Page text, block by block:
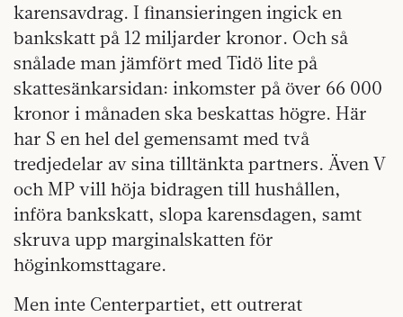
karensavdrag. I finansieringen ingick en
bankskatt på 12 miljarder kronor. Och så
snålade man jämfört med Tidö lite på
skattesänkarsidan: inkomster på över 66 000
kronor i månaden ska beskattas högre. Här
har S en hel del gemensamt med två
tredjedelar av sina tilltänkta partners. Även V
och MP vill höja bidragen till hushållen,
införa bankskatt, slopa karensdagen, samt
skruva upp marginalskatten för
höginkomsttagare.
Men inte Centerpartiet, ett outrerat